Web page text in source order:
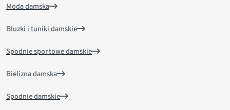
Moda damska
Bluzki i tuniki damskie
Spodnie sportowe damskie
Bielizna damska
Spodnie damskie